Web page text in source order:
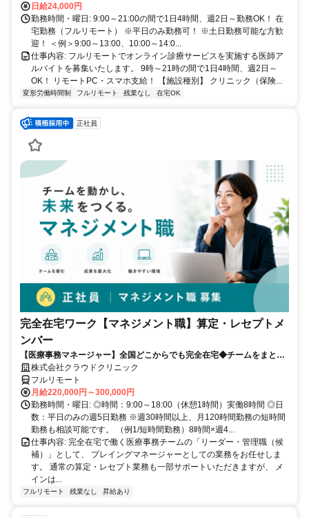
日給24,000円
勤務時間・曜日: 9:00～21:00の間で1日4時間、週2日～勤務OK！ 在
宅勤務（フルリモート） ※平日のみ勤務可！ ※土日勤務可能な方歓
迎！ ＜例＞9:00～13:00、10:00～14:0...
仕事内容: フルリモートでオンライン診療サービスを実施する医師ア
ルバイトを募集いたします。 9時～21時の間で1日4時間、週2日～
OK！ リモートPC・スマホ支給！ 【施設種別】 クリニック（保険...
変形労働時間制 フルリモート 残業なし 在宅OK
正社員
完全在宅ワーク【マネジメント職】算定・レセプトメ
ンバー
【医療事務マネージャー】全国どこからでも完全在宅◆チームをまとめ
る司令塔◆算定・レセプト経験を活かしてキャリアアップ！
株式会社クラウドクリニック
フルリモート
月給220,000円～300,000円
勤務時間・曜日: ◎時間：9:00～18:00（休憩1時間）実働8時間 ◎日
数：平日のみの週5日勤務 ※週30時間以上、月120時間勤務の短時間
勤務も相談可能です。 （例1/短時間勤務）8時間×週4...
仕事内容: 完全在宅で働く医療事務チームの「リーダー・管理職（候
補）」として、 プレイングマネージャーとしての業務をお任せしま
す。 通常の算定・レセプト業務も一部サポートいただきますが、 メ
インは...
フルリモート 残業なし 昇給あり